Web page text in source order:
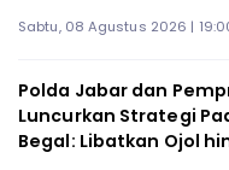
Sabtu, 08 Agustus 2026 |
Polda Jabar dan
Luncurkan Strategi
Begal: Libatkan Ojol